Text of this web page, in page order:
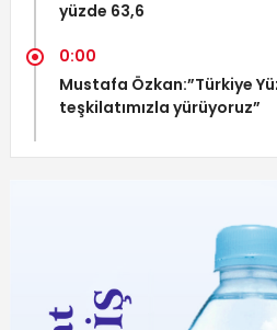
yüzde 63,6
0:00
Mustafa Özkan:”Türkiye
teşkilatımızla yürüyoruz”